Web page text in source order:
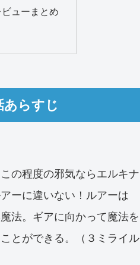
ューまとめ
らすじ
の程度の邪気ならエルキナ
ーに違いない！ルアーは
法。ギアに向かって魔法を
とができる。（３ミライル